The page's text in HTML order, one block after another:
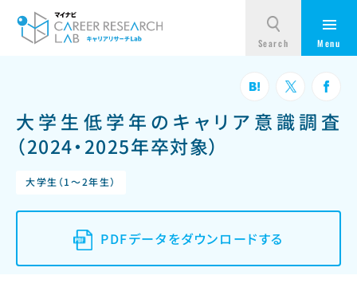
大学生低学年のキャリア意識調査
（2024・2025年卒対象）
大学生（1～2年生）
PDFデータをダウンロードする